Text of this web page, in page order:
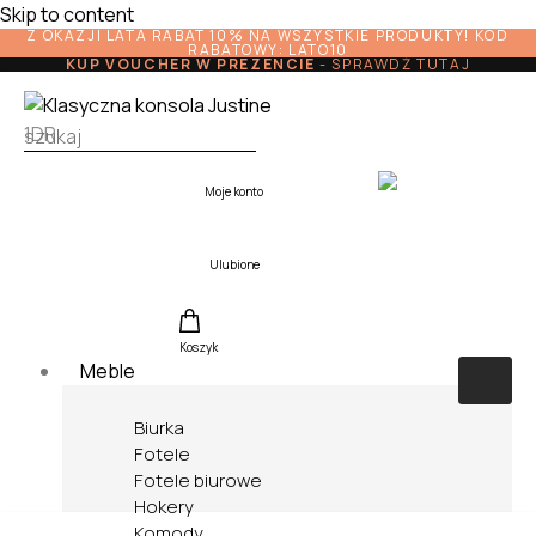
Skip to content
Z OKAZJI LATA RABAT 10% NA WSZYSTKIE PRODUKTY! KOD
RABATOWY: LATO10
KUP VOUCHER W PREZENCIE-SPRAWDŹ TUTAJ
Moje konto
Ulubione
Koszyk
Meble
Biurka
Fotele
Fotele biurowe
Hokery